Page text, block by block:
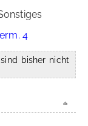
4
bisher nicht